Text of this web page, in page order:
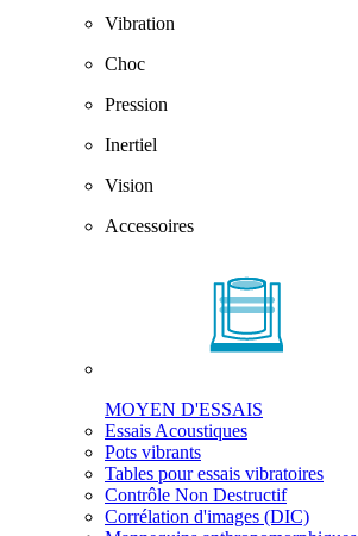
Vibration
Choc
Pression
Inertiel
Vision
Accessoires
MOYEN D'ESSAIS
Essais Acoustiques
Pots vibrants
Tables pour essais vibratoires
Contrôle Non Destructif
Corrélation d'images (DIC)